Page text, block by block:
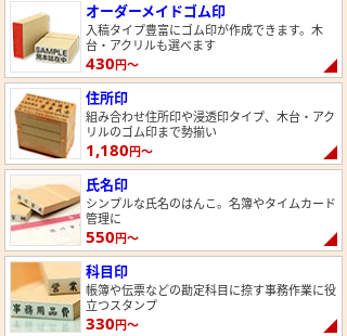
オーダーメイドゴム印
入稿タイプ豊富にゴム印が作成できます。木
台・アクリルも選べます
430円～
住所印
組み合わせ住所印や浸透印タイプ、木台・アク
リルのゴム印まで勢揃い
1,180円～
氏名印
シンプルな氏名のはんこ。名簿やタイムカード
管理に
550円～
科目印
帳簿や伝票などの勘定科目に捺す事務作業に役
立つスタンプ
330円～